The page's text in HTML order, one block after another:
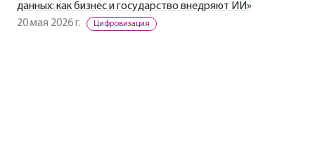
данных: как бизнес и государство внедряют ИИ»
20 мая 2026 г.
Цифровизация